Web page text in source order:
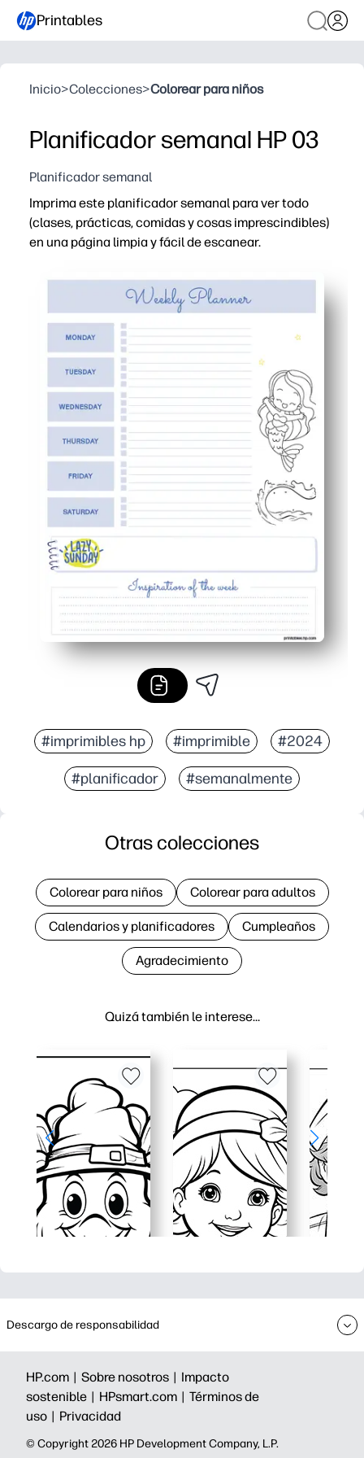
Printables
Inicio>Colecciones>Colorear para niños
Planificador semanal HP 03
Planificador semanal
Imprima este planificador semanal para ver todo
(clases, prácticas, comidas y cosas imprescindibles)
en una página limpia y fácil de escanear.
Comodidad de imprimir y usar: descargue, imprima y
Instantánea semanal: espacio libre para cada día,
Ideal para la familia y el aula: ayude a los niños a
Pantalla flexible: colócala en la nevera, colócala en
#imprimibles hp #imprimible #2024
#planificador #semanalmente
Quizá también le interese…
Otras colecciones
Colorear para niños Colorear para adultos
Calendarios y planificadores Cumpleaños
Agradecimiento
Descargo de responsabilidad
HP.com | Sobre nosotros | Impacto
sostenible | HPsmart.com | Términos de
uso | Privacidad
©️ Copyright 2026 HP Development Company, L.P.